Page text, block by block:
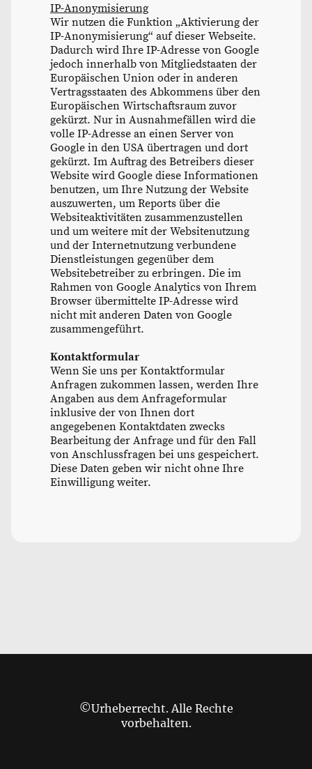
IP-Anonymisierung
Wir nutzen die Funktion „Aktivierung der
IP-Anonymisierung“ auf dieser Webseite.
Dadurch wird Ihre IP-Adresse von Google
jedoch innerhalb von Mitgliedstaaten der
Europäischen Union oder in anderen
Vertragsstaaten des Abkommens über den
Europäischen Wirtschaftsraum zuvor
gekürzt. Nur in Ausnahmefällen wird die
volle IP-Adresse an einen Server von
Google in den USA übertragen und dort
gekürzt. Im Auftrag des Betreibers dieser
Website wird Google diese Informationen
benutzen, um Ihre Nutzung der Website
auszuwerten, um Reports über die
Websiteaktivitäten zusammenzustellen
und um weitere mit der Websitenutzung
und der Internetnutzung verbundene
Dienstleistungen gegenüber dem
Websitebetreiber zu erbringen. Die im
Rahmen von Google Analytics von Ihrem
Browser übermittelte IP-Adresse wird
nicht mit anderen Daten von Google
zusammengeführt.
Kontaktformular
Wenn Sie uns per Kontaktformular
Anfragen zukommen lassen, werden Ihre
Angaben aus dem Anfrageformular
inklusive der von Ihnen dort
angegebenen Kontaktdaten zwecks
Bearbeitung der Anfrage und für den Fall
von Anschlussfragen bei uns gespeichert.
Diese Daten geben wir nicht ohne Ihre
Einwilligung weiter.
©Urheberrecht. Alle Rechte
vorbehalten.